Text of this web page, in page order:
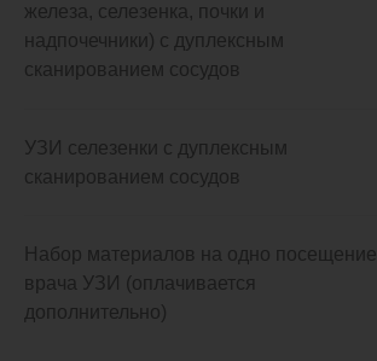
железа, селезенка, почки и
надпочечники) с дуплексным
сканированием сосудов
УЗИ селезенки с дуплексным
сканированием сосудов
Набор материалов на одно посещение
врача УЗИ (оплачивается
дополнительно)